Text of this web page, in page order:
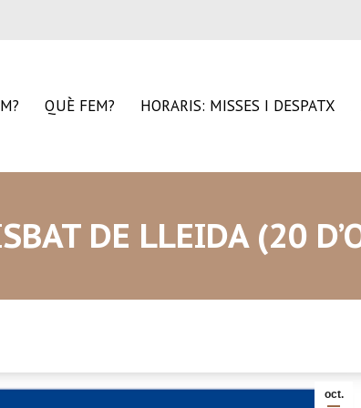
QUÈ FEM? HORARIS: MISSES I DESPATX
DE LLEIDA (20
oct.